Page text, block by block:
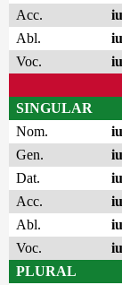
Acc.
Abl.
Voc.
SINGULAR
Nom.
Gen.
Dat.
Acc.
Abl.
Voc.
PLURAL